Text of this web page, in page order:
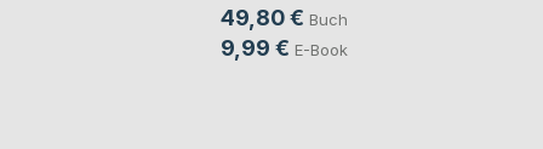
49,80 € Buch
9,99 € E-Book